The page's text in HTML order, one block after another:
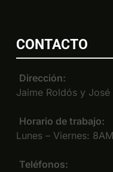
CONTACTO
Dirección:
Jaime Roldós y
Horario de trabajo:
Lunes – Viernes:
Teléfonos: